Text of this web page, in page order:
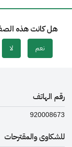
هل كانت هذه
نعم لا
رقم الهاتف
920008673
للشكاوى والمقترحات